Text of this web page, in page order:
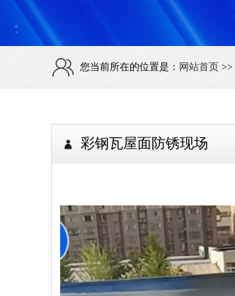
您当前所在的位置是： 网站首页 >>
彩钢瓦屋面防锈现场